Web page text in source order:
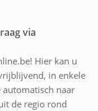
via
Hier kan u
in enkele
naar
de regio rond